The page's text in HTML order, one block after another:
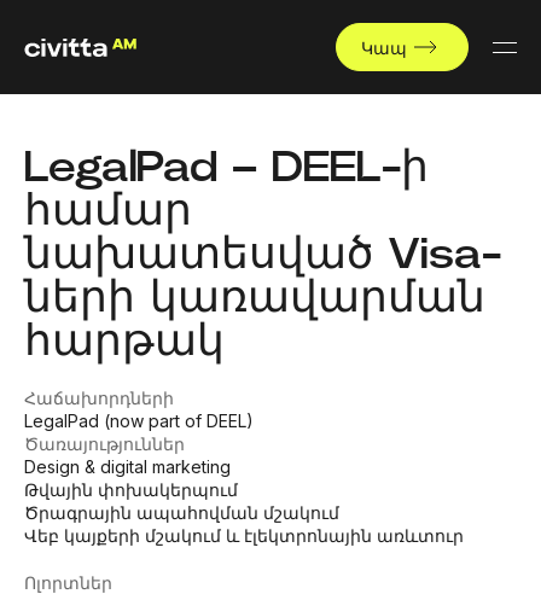
Կապ
LegalPad – DEEL-ի
համար
նախատեսված Visa-
ների կառավարման
հարթակ
Հաճախորդների
LegalPad (now part of DEEL)
Ծառայություններ
Design & digital marketing
Թվային փոխակերպում
Ծրագրային ապահովման մշակում
Վեբ կայքերի մշակում և էլեկտրոնային առևտուր
Ոլորտներ